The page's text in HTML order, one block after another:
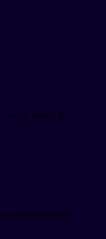
cae en "num". En
automáticamente.